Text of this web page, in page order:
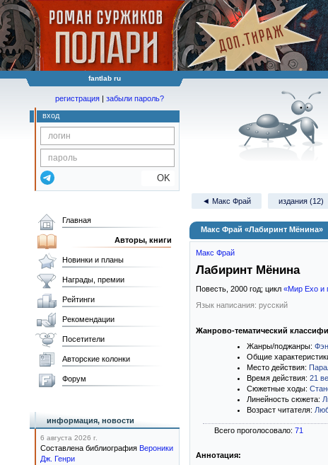
fantlab ru
регистрация | забыли пароль?
вход
OK
◄ Макс Фрай издания (12)
Макс Фрай «Лабиринт Мёнина»
Макс Фрай
Лабиринт Мёнина
Повесть, 2000 год; цикл «Мир Ехо и
Язык написания: русский
Жанрово-тематический
Жанры/поджанры:
Общие
Место действия:
Время действия: 21
Сюжетные ходы:
Линейность сюжета:
Возраст читателя:
Всего проголосовало: 71
Аннотация:
Главная
Авторы, книги
Новинки и планы
Награды, премии
Рейтинги
Рекомендации
Посетители
Авторские колонки
Форум
информация, новости
6 августа 2026 г.
Составлена библиография Вероники
Дж. Генри